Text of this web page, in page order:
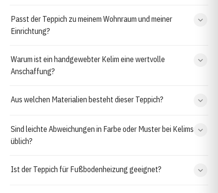
Passt der Teppich zu meinem Wohnraum und meiner
Einrichtung?
Warum ist ein handgewebter Kelim eine wertvolle
Anschaffung?
Aus welchen Materialien besteht dieser Teppich?
Sind leichte Abweichungen in Farbe oder Muster bei Kelims
üblich?
Ist der Teppich für Fußbodenheizung geeignet?